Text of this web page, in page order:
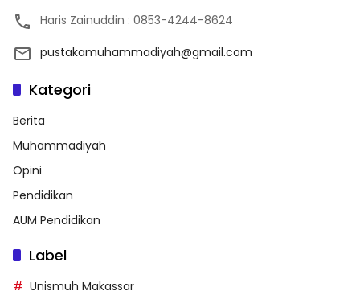
Haris Zainuddin : 0853-4244-8624
pustakamuhammadiyah@gmail.com
Kategori
Berita
Muhammadiyah
Opini
Pendidikan
AUM Pendidikan
Label
Unismuh Makassar